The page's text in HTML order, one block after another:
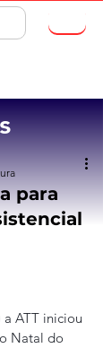
para
a ATT iniciou
Natal do